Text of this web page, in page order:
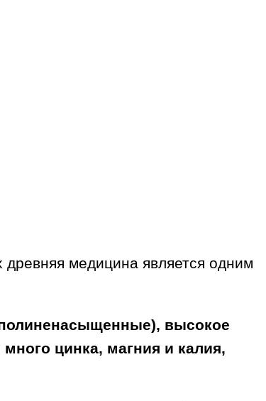
медицина является одним
высокое
цинка, магния и калия,